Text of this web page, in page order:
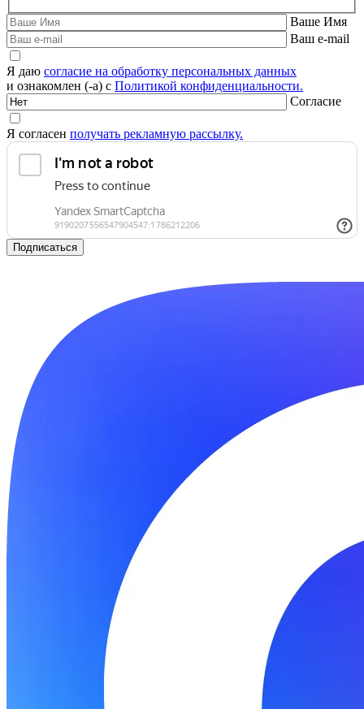
Ваше Имя
Ваш e-mail
Я даю согласие на обработку персональных данных
и ознакомлен (-а) с Политикой конфиденциальности.
Согласие
Я согласен получать рекламную рассылку.